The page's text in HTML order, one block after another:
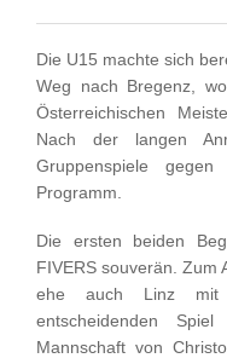
Die U15 machte sich
Weg nach Bregenz,
Österreichischen
Nach der langen
Gruppenspiele
Programm.
Die ersten beiden
FIVERS souverän. Zum
ehe auch Linz mit
entscheidenden
Mannschaft von